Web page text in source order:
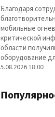
Благодаря
мобильные
критической
области
оборудование
5.08.2026 18:00